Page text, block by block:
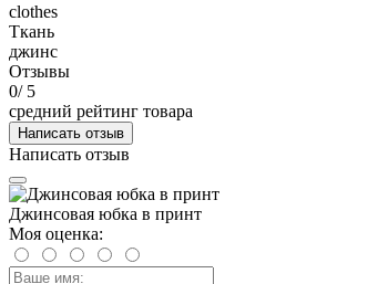
clothes
Ткань
джинс
Отзывы
0/ 5
средний рейтинг товара
Написать отзыв
Написать отзыв
Джинсовая юбка в принт
Моя оценка: